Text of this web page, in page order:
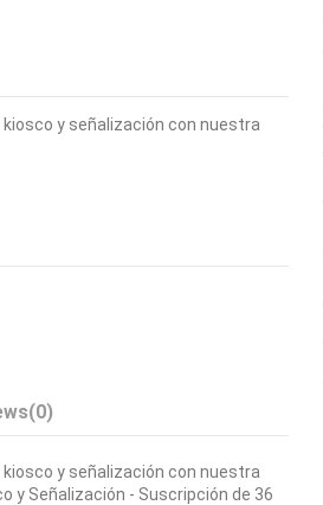
y señalización con nuestra
(0)
y señalización con nuestra
y Señalización - Suscripción de 36